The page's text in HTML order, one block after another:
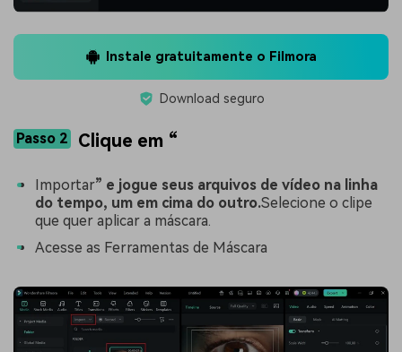
Instale gratuitamente o Filmora
Download seguro
Passo 2 Clique em “
Importar” e jogue seus arquivos de vídeo na linha
do tempo, um em cima do outro.Selecione o clipe
que quer aplicar a máscara.
Acesse as Ferramentas de Máscara